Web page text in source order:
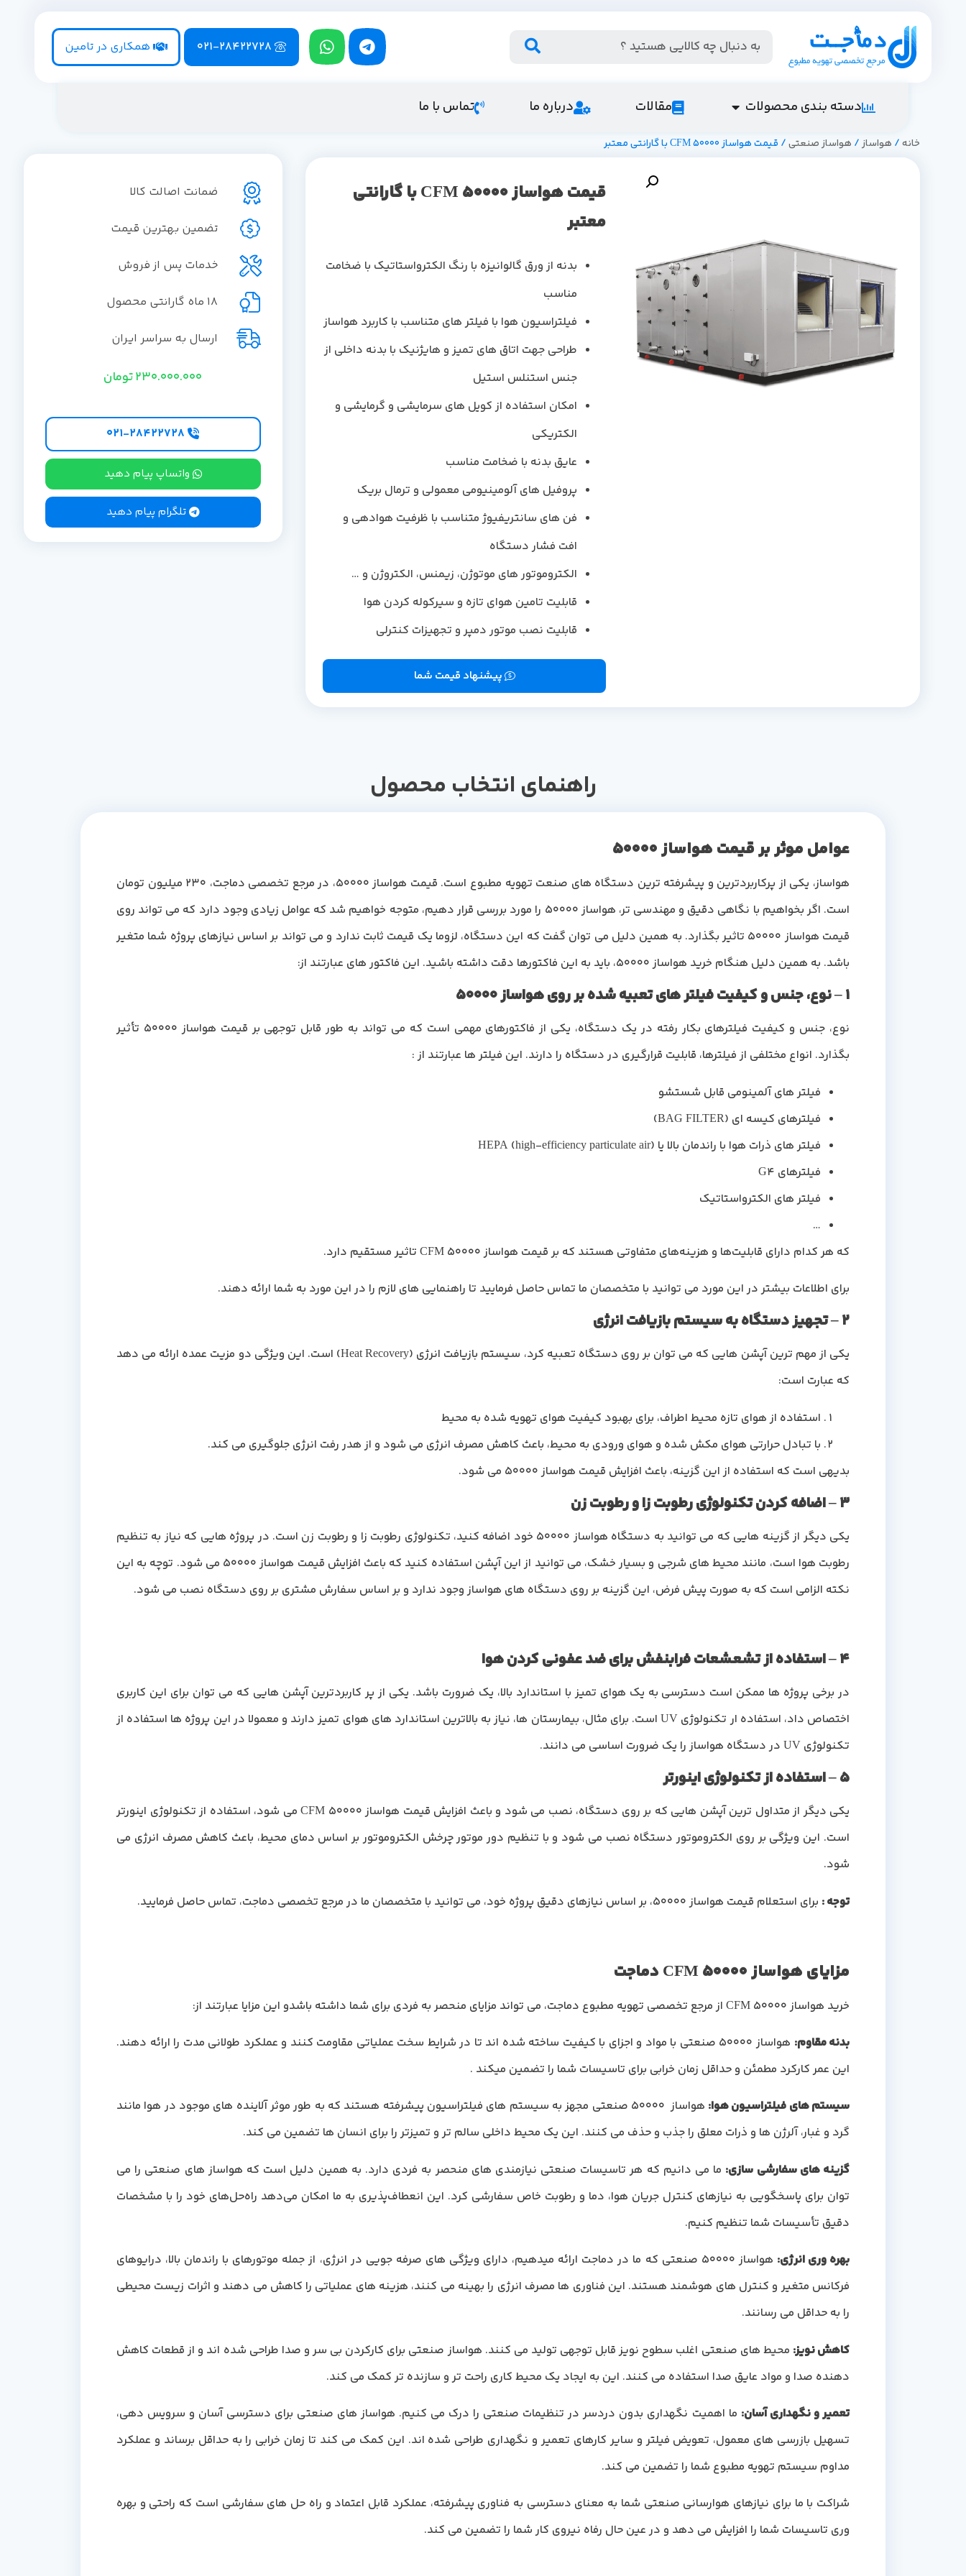
021-28422728 همکاری در تامین
دسته بندی محصولات مقالات درباره ما تماس با ما
خانه/ هواساز/ هواساز صنعتی/ قیمت هواساز 50000 CFM با گارانتی معتبر
قیمت هواساز 50000 CFM با گارانتی
معتبر
بدنه از ورق گالوانیزه با رنگ الکترواستاتیک با ضخامت
مناسب
فیلتراسیون هوا با فیلتر های متناسب با کاربرد هواساز
طراحی جهت اتاق های تمیز و هایژنیک با بدنه داخلی از
جنس استنلس استیل
امکان استفاده از کویل های سرمایشی و گرمایشی و
الکتریکی
عایق بدنه با ضخامت مناسب
پروفیل های آلومینیومی معمولی و ترمال بریک
فن های سانتریفیوژ متناسب با ظرفیت هوادهی و
افت فشار دستگاه
الکتروموتور های موتوژن، زیمنس، الکتروژن و …
قابلیت تامین هوای تازه و سیرکوله کردن هوا
قابلیت نصب موتور دمپر و تجهیزات کنترلی
پیشنهاد قیمت شما
ضمانت اصالت کالا
تضمین بهترین قیمت
خدمات پس از فروش
18 ماه گارانتی محصول
ارسال به سراسر ایران
230.000.000تومان
۰۲۱-۲۸۴۲۲۷28
واتساپ پیام دهید
تلگرام پیام دهید
راهنمای انتخاب محصول
عوامل موثر بر قیمت هواساز 50000
هواساز، یکی از پرکاربردترین و پیشرفته ترین دستگاه های صنعت تهویه مطبوع است. قیمت هواساز 50000، در مرجع تخصصی دماجت، 230 میلیون تومان
است. اگر بخواهیم با نگاهی دقیق و مهندسی تر، هواساز 50000 را مورد بررسی قرار دهیم، متوجه خواهیم شد که عوامل زیادی وجود دارد که می تواند روی
قیمت هواساز 50000 تاثیر بگذارد. به همین دلیل می توان گفت که این دستگاه، لزوما یک قیمت ثابت ندارد و می تواند بر اساس نیازهای پروژه شما متغیر
باشد. به همین دلیل هنگام خرید هواساز 50000، باید به این فاکتورها دقت داشته باشید. این فاکتور های عبارتند از:
1 – نوع، جنس و کیفیت فیلتر های تعبیه شده بر روی هواساز 50000
نوع، جنس و کیفیت فیلترهای بکار رفته در یک دستگاه، یکی از فاکتورهای مهمی است که می تواند به طور قابل توجهی بر قیمت هواساز 50000 تأثیر
بگذارد. انواع مختلفی از فیلترها، قابلیت قرارگیری در دستگاه را دارند. این فیلتر ها عبارتند از :
فیلتر های آلمینومی قابل شستشو
فیلترهای کیسه ای (BAG FILTER)
فیلتر های ذرات هوا با راندمان بالا یا HEPA (high-efficiency particulate air)
فیلترهای G4
فیلتر های الکترواستاتیک
…
که هر کدام دارای قابلیت‌ها و هزینه‌های متفاوتی هستند که بر قیمت هواساز 50000 CFM تاثیر مستقیم دارد.
برای اطلاعات بیشتر در این مورد می توانید با متخصصان ما تماس حاصل فرمایید تا راهنمایی های لازم را در این مورد به شما ارائه دهند.
2 – تجهیز دستگاه به سیستم بازیافت انرژی
یکی از مهم ترین آپشن هایی که می توان بر روی دستگاه تعبیه کرد، سیستم بازیافت انرژی (Heat Recovery) است. این ویژگی دو مزیت عمده ارائه می دهد
که عبارت است:
استفاده از هوای تازه محیط اطراف، برای بهبود کیفیت هوای تهویه شده به محیط
با تبادل حرارتی هوای مکش شده و هوای ورودی به محیط، باعث کاهش مصرف انرژی می شود و از هدر رفت انرژی جلوگیری می کند.
بدیهی است که استفاده از این گزینه، باعث افزایش قیمت هواساز 50000 می شود.
3 – اضافه کردن تکنولوژی رطوبت زا و رطوبت زن
یکی دیگر از گزینه هایی که می توانید به دستگاه هواساز 50000 خود اضافه کنید، تکنولوژی رطوبت زا و رطوبت زن است. در پروژه هایی که نیاز به تنظیم
رطوبت هوا است، مانند محیط های شرجی و بسیار خشک، می توانید از این آپشن استفاده کنید که باعث افزایش قیمت هواساز 50000 می شود. توچه به این
نکته الزامی است که به صورت پیش فرض، این گزینه بر روی دستگاه های هواساز وجود ندارد و بر اساس سفارش مشتری بر روی دستگاه نصب می شود.
4 – استفاده از تشعشعات فرابنفش برای ضد عفونی کردن هوا
در برخی پروژه ها ممکن است دسترسی به یک هوای تمیز با استاندارد بالا، یک ضرورت باشد. یکی از پر کاربردترین آپشن هایی که می توان برای این کاربری
اختصاص داد، استفاده ار تکنولوژی UV است. برای مثال، بیمارستان ها، نیاز به بالاترین استاندارد های هوای تمیز دارند و معمولا در این پروژه ها استفاده از
تکنولوژی UV در دستگاه هواساز را یک ضرورت اساسی می دانند.
5 – استفاده از تکنولوژی اینورتر
یکی دیگر از متداول ترین آپشن هایی که بر روی دستگاه، نصب می شود و باعث افزایش قیمت هواساز 50000 CFM می شود، استفاده از تکنولوژی اینورتر
است. این ویژگی بر روی الکتروموتور دستگاه نصب می شود و با تنظیم دور موتور چرخش الکتروموتور بر اساس دمای محیط، باعث کاهش مصرف انرژی می
شود.
توجه: برای استعلام قیمت هواساز 50000، بر اساس نیازهای دقیق پروژه خود، می توانید با متخصصان ما در مرجع تخصصی دماجت، تماس حاصل فرمایید.
مزایای هواساز 50000 CFM دماجت
خرید هواساز 50000 CFM از مرجع تخصصی تهویه مطبوع دماجت، می تواند مزایای منحصر به فردی برای شما داشته باشدو این مزایا عبارتند از:
بدنه مقاوم:
هواساز 50000 صنعتی با مواد و اجزای با کیفیت ساخته شده اند تا در شرایط سخت عملیاتی مقاومت کنند و عملکرد طولانی مدت را ارائه دهند.
این عمر کارکرد مطمئن و حداقل زمان خرابی برای تاسیسات شما را تضمین میکند .
سیستم های فیلتراسیون هوا:
هواساز 50000 صنعتی مجهز به سیستم های فیلتراسیون پیشرفته هستند که به طور موثر آلاینده های موجود در هوا مانند
گرد و غبار، آلرژن ها و ذرات معلق را جذب و حذف می کنند. این یک محیط داخلی سالم تر و تمیزتر را برای انسان ها تضمین می کند.
گزینه های سفارشی سازی: ما می دانیم که هر تاسیسات صنعتی نیازمندی های منحصر به فردی دارد. به همین دلیل است که هواساز های صنعتی را می
توان برای پاسخگویی به نیازهای کنترل جریان هوا، دما و رطوبت خاص سفارشی کرد. این انعطاف‌پذیری به ما امکان می‌دهد راه‌حل‌های خود را با مشخصات
دقیق تأسیسات شما تنظیم کنیم.
بهره وری انرژی:
هواساز 50000 صنعتی که ما در دماجت ارائه میدهیم، دارای ویژگی های صرفه جویی در انرژی، از جمله موتورهای با راندمان بالا، درایوهای
فرکانس متغیر و کنترل های هوشمند هستند. این فناوری ها مصرف انرژی را بهینه می کنند، هزینه های عملیاتی را کاهش می دهند و اثرات زیست محیطی
را به حداقل می رسانند.
کاهش نویز: محیط های صنعتی اغلب سطوح نویز قابل توجهی تولید می کنند. هواساز صنعتی برای کارکردن بی سر و صدا طراحی شده اند و از قطعات کاهش
دهنده صدا و مواد عایق صدا استفاده می کنند. این به ایجاد یک محیط کاری راحت تر و سازنده تر کمک می کند.
تعمیر و نگهداری آسان: ما اهمیت نگهداری بدون دردسر در تنظیمات صنعتی را درک می کنیم. هواساز های صنعتی برای دسترسی آسان و سرویس دهی،
تسهیل بازرسی های معمول، تعویض فیلتر و سایر کارهای تعمیر و نگهداری طراحی شده اند. این کمک می کند تا زمان خرابی را به حداقل برساند و عملکرد
مداوم سیستم تهویه مطبوع شما را تضمین می کند.
شراکت با ما برای نیازهای هوارسانی صنعتی شما به معنای دسترسی به فناوری پیشرفته، عملکرد قابل اعتماد و راه حل های سفارشی است که راحتی و بهره
وری تاسیسات شما را افزایش می دهد و در عین حال رفاه نیروی کار شما را تضمین می کند.